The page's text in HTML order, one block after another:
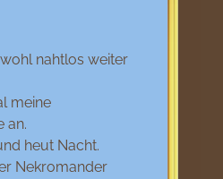
nahtlos weiter
meine
an.
heut Nacht.
Nekromander